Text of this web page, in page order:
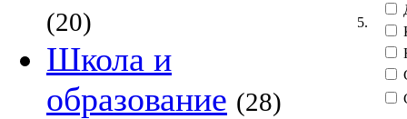
(20)
Школа и
образование (28)
5.